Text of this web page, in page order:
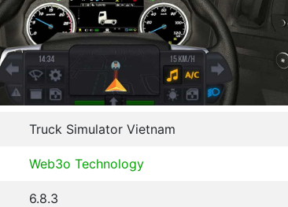
Truck Simulator Vietnam
Web3o Technology
6.8.3